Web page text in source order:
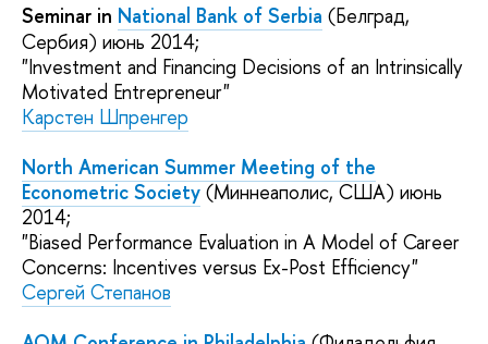
Seminar in National Bank of Serbia (Белград,
Сербия) июнь 2014;
"Investment and Financing Decisions of an Intrinsically
Motivated Entrepreneur"
Карстен Шпренгер
North American Summer Meeting of the
Econometric Society (Миннеаполис, США) июнь
2014;
"Biased Performance Evaluation in A Model of Career
Concerns: Incentives versus Ex-Post Efficiency"
Сергей Степанов